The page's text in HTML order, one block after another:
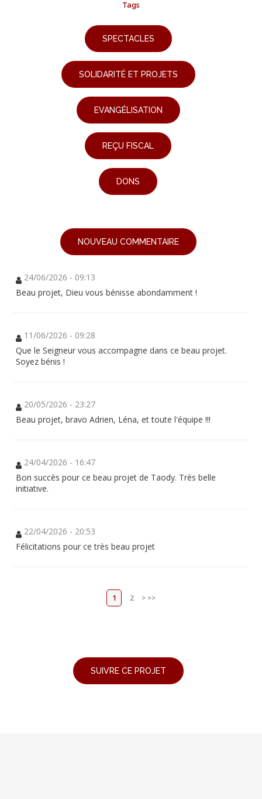
Tags
SPECTACLES
SOLIDARITÉ ET PROJETS
EVANGÉLISATION
REÇU FISCAL
DONS
NOUVEAU COMMENTAIRE
24/06/2026 - 09:13
Beau projet, Dieu vous bénisse abondamment !
11/06/2026 - 09:28
Que le Seigneur vous accompagne dans ce beau projet.
Soyez bénis !
20/05/2026 - 23:27
Beau projet, bravo Adrien, Léna, et toute l'équipe !!!
24/04/2026 - 16:47
Bon succès pour ce beau projet de Taody. Très belle
initiative.
22/04/2026 - 20:53
Félicitations pour ce très beau projet
1 2 > >>